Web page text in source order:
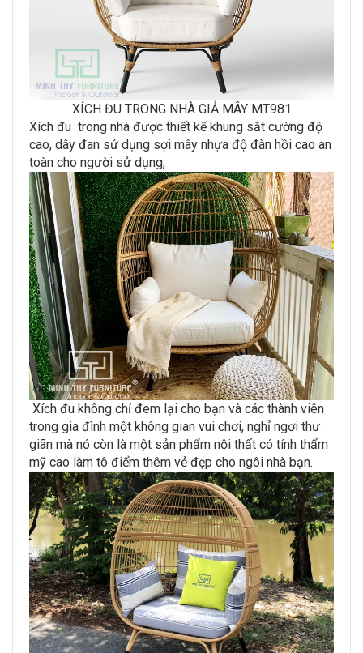
XÍCH ĐU TRONG NHÀ GIẢ MÂY MT981
Xích đu trong nhà được thiết kế khung sắt cường độ
cao, dây đan sử dụng sợi mây nhựa độ đàn hồi cao an
toàn cho người sử dụng,
Xích đu không chỉ đem lại cho bạn và các thành viên
trong gia đình một không gian vui chơi, nghỉ ngơi thư
giãn mà nó còn là một sản phẩm nội thất có tính thẩm
mỹ cao làm tô điểm thêm vẻ đẹp cho ngôi nhà bạn.